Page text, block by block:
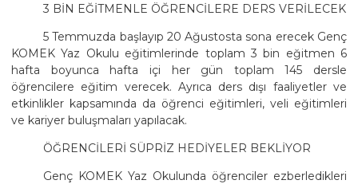
3 BİN EĞİTMENLE ÖĞRENCİLERE DERS VERİLECEK
5 Temmuzda başlayıp 20 Ağustosta sona erecek Genç
KOMEK Yaz Okulu eğitimlerinde toplam 3 bin eğitmen 6
hafta boyunca hafta içi her gün toplam 145 dersle
öğrencilere eğitim verecek. Ayrıca ders dışı faaliyetler ve
etkinlikler kapsamında da öğrenci eğitimleri, veli eğitimleri
ve kariyer buluşmaları yapılacak.
ÖĞRENCİLERİ SÜPRİZ HEDİYELER BEKLİYOR
Genç KOMEK Yaz Okulunda öğrenciler ezberledikleri